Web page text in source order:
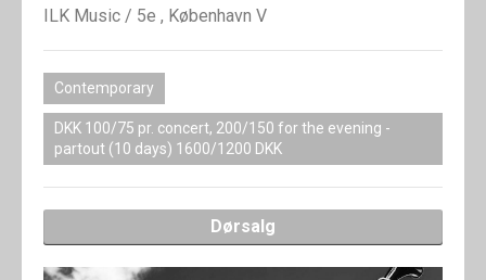
Kontakt
Om fonden
SHOP
ILK Music / 5e , København V
Contemporary
DKK 100/75 pr. concert, 200/150 for the evening -
partout (10 days) 1600/1200 DKK
Dørsalg